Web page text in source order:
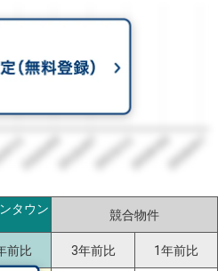
112025/032025/072025/112026/032026/07
タウン
競合物件
前比 3年前比 1年前比